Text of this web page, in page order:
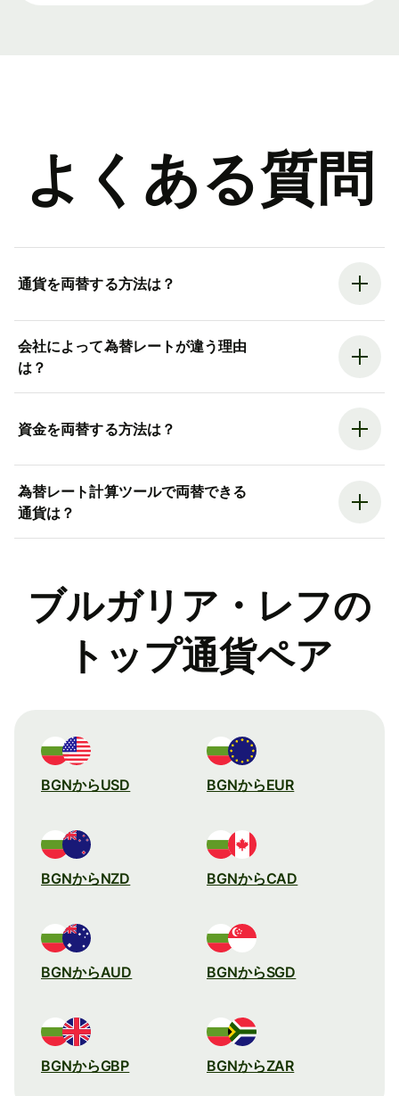
よくある質問
通貨を両替する方法は？
会社によって為替レートが違う理由
は？
資金を両替する方法は？
為替レート計算ツールで両替できる
通貨は？
ブルガリア・レフの
トップ通貨ペア
BGNからUSD BGNからEUR
BGNからNZD BGNからCAD
BGNからAUD BGNからSGD
BGNからGBP BGNからZAR